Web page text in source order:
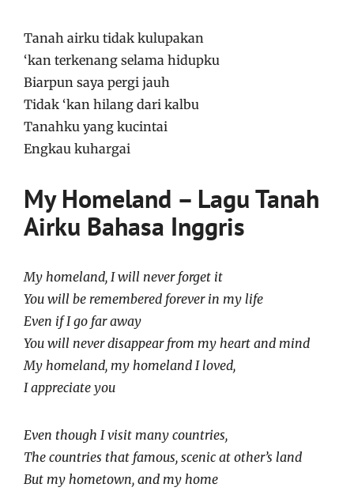
Tanah airku tidak kulupakan
‘kan terkenang selama hidupku
Biarpun saya pergi jauh
Tidak ‘kan hilang dari kalbu
Tanahku yang kucintai
Engkau kuhargai
My Homeland – Lagu Tanah
Airku Bahasa Inggris
My homeland, I will never forget it
You will be remembered forever in my life
Even if I go far away
You will never disappear from my heart and mind
My homeland, my homeland I loved,
I appreciate you
Even though I visit many countries,
The countries that famous, scenic at other’s land
But my hometown, and my home